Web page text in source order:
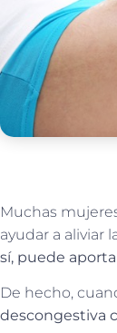
Muchas
ayudar a aliviar
sí, puede
De hecho,
descongestiva